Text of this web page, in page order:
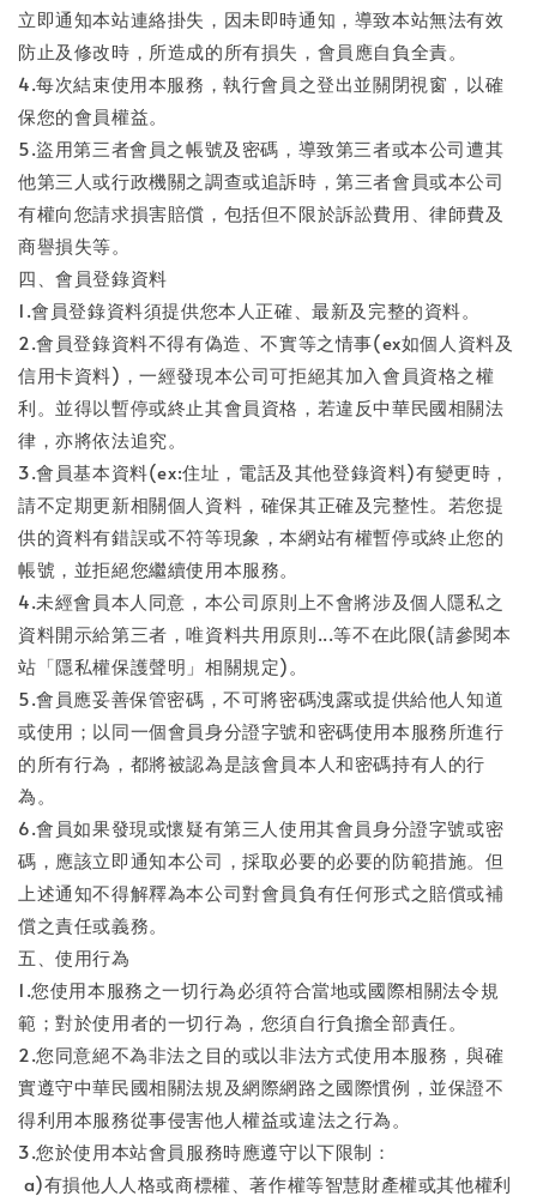
立即通知本站連絡掛失，因未即時通知，導致本站無法有效
防止及修改時，所造成的所有損失，會員應自負全責。
4.每次結束使用本服務，執行會員之登出並關閉視窗，以確
保您的會員權益。
5.盜用第三者會員之帳號及密碼，導致第三者或本公司遭其
他第三人或行政機關之調查或追訴時，第三者會員或本公司
有權向您請求損害賠償，包括但不限於訴訟費用、律師費及
商譽損失等。
四、會員登錄資料
1.會員登錄資料須提供您本人正確、最新及完整的資料。
2.會員登錄資料不得有偽造、不實等之情事(ex如個人資料及
信用卡資料)，一經發現本公司可拒絕其加入會員資格之權
利。並得以暫停或終止其會員資格，若違反中華民國相關法
律，亦將依法追究。
3.會員基本資料(ex:住址，電話及其他登錄資料)有變更時，
請不定期更新相關個人資料，確保其正確及完整性。若您提
供的資料有錯誤或不符等現象，本網站有權暫停或終止您的
帳號，並拒絕您繼續使用本服務。
4.未經會員本人同意，本公司原則上不會將涉及個人隱私之
資料開示給第三者，唯資料共用原則...等不在此限(請參閱本
站「隱私權保護聲明」相關規定)。
5.會員應妥善保管密碼，不可將密碼洩露或提供給他人知道
或使用；以同一個會員身分證字號和密碼使用本服務所進行
的所有行為，都將被認為是該會員本人和密碼持有人的行
為。
6.會員如果發現或懷疑有第三人使用其會員身分證字號或密
碼，應該立即通知本公司，採取必要的必要的防範措施。但
上述通知不得解釋為本公司對會員負有任何形式之賠償或補
償之責任或義務。
五、使用行為
1.您使用本服務之一切行為必須符合當地或國際相關法令規
範；對於使用者的一切行為，您須自行負擔全部責任。
2.您同意絕不為非法之目的或以非法方式使用本服務，與確
實遵守中華民國相關法規及網際網路之國際慣例，並保證不
得利用本服務從事侵害他人權益或違法之行為。
3.您於使用本站會員服務時應遵守以下限制：
a)有損他人人格或商標權、著作權等智慧財產權或其他權利